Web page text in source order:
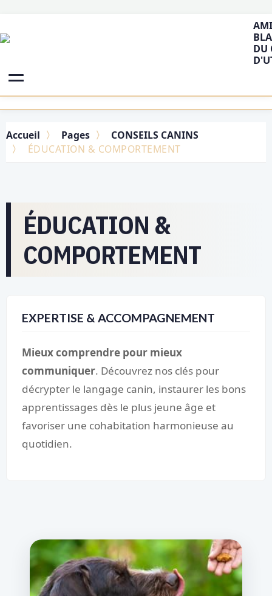
DU
Accueil Pages
CONSEILS CANINS
ÉDUCATION & COMPORTEMENT
ÉDUCATION &
COMPORTEMENT
EXPERTISE & ACCOMPAGNEMENT
Mieux comprendre pour mieux
communiquer. Découvrez nos clés pour
décrypter le langage canin, instaurer les bons
apprentissages dès le plus jeune âge et
favoriser une cohabitation harmonieuse au
quotidien.